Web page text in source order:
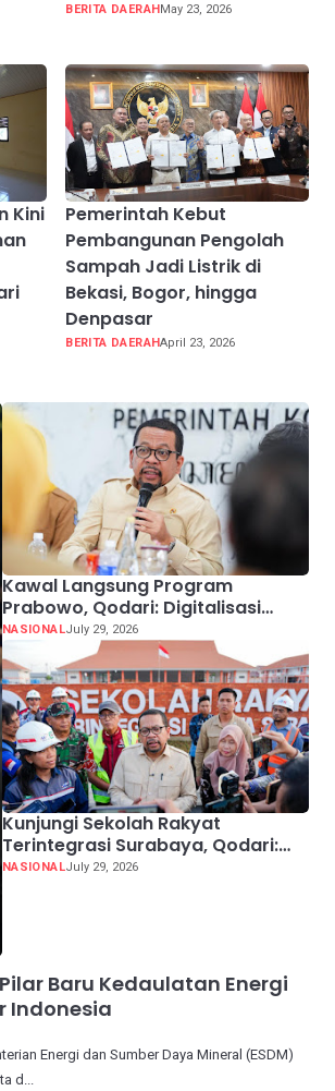
BERITA DAERAH May 23, 2026
Kini
Pemerintah Kebut
Pembangunan Pengolah
Sampah Jadi Listrik di
Bekasi, Bogor, hingga
Denpasar
BERITA DAERAHApril 23, 2026
Kawal Langsung Program
Prabowo, Qodari: Digitalisasi
Perlinsos Jadi Kunci Keadilan
Penyaluran Bansos
NASIONALJuly 29, 2026
Kunjungi Sekolah Rakyat
Terintegrasi Surabaya, Qodari:
Fasilitasnya Setara Sekolah
NASIONALJuly 29, 2026
Baru Kedaulatan Energi
Indonesia
Energi dan Sumber Daya Mineral (ESDM)
d...